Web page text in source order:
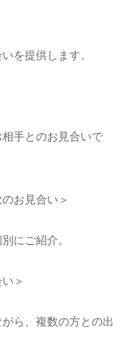
を提供します。
手とのお見合いで
お見合い＞
にご紹介。
＞
ら、複数の方との出